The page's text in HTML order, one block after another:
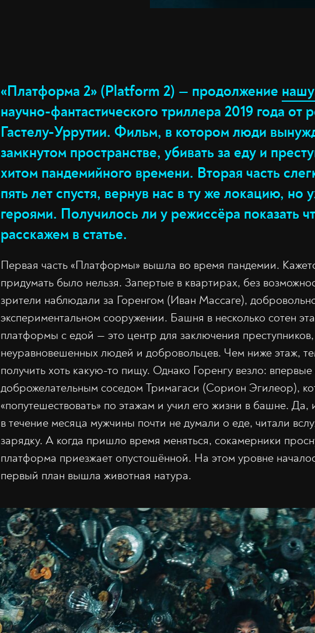
«Платформа 2» (Platform 2) — продолжение
научно-фантастического триллера 2019 года от
Гастелу-Уррутии. Фильм, в котором люди
замкнутом пространстве, убивать за еду и
хитом пандемийного времени. Вторая часть
пять лет спустя, вернув нас в ту же локацию, но
героями. Получилось ли у режиссёра показать
расскажем в статье.
Первая часть «Платформы» вышла во время пандемии.
придумать было нельзя. Запертые в квартирах, без
зрители наблюдали за Горенгом (Иван Массаге),
экспериментальном сооружении. Башня в несколько сотен
платформы с едой — это центр для заключения преступников,
неуравновешенных людей и добровольцев. Чем ниже этаж,
получить хоть какую-то пищу. Однако Горенгу везло:
доброжелательным соседом Тримагаси (Сорион Эгилеор),
«попутешествовать» по этажам и учил его жизни в башне. Да,
в течение месяца мужчины почти не думали о еде, читали
зарядку. А когда пришло время меняться, сокамерники
платформа приезжает опустошённой. На этом уровне
первый план вышла животная натура.